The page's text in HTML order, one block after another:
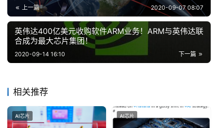
上一篇 2020-09-07 08:07
英伟达400亿美元收购软件ARM业务！ARM与英伟达联
合成为最大芯片集团！
下一篇
2020-09-14 16:10
相关推荐
AI芯片 AI芯片